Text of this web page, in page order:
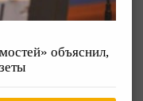
объяснил,